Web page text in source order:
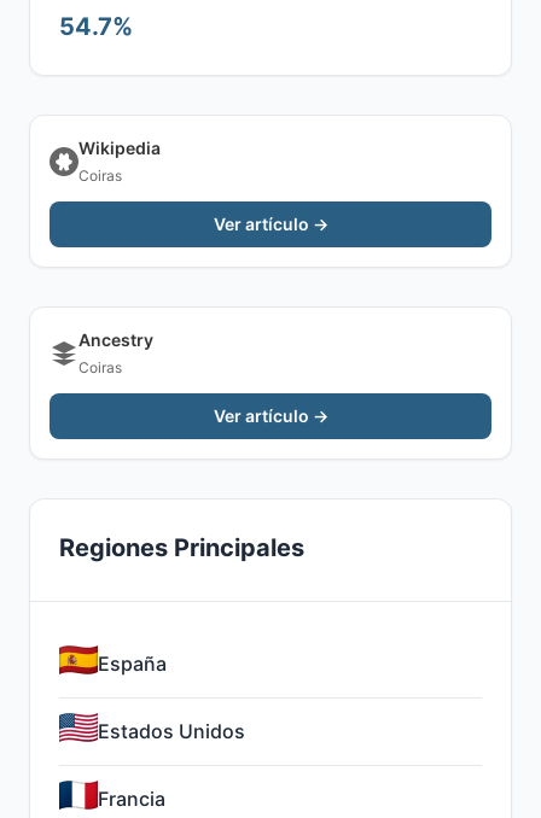
54.7%
Wikipedia
Coiras
Ver artículo →
Ancestry
Coiras
Ver artículo →
Regiones Principales
España
Estados Unidos
Francia